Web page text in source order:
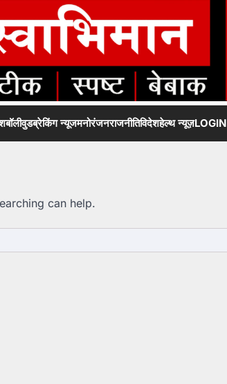
बॉलीवुडब्रेकिंग न्यूजमनोरंजनराजनीतिविदेशहेल्थ न्यूज़LOGIN
can help.